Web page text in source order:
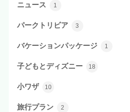
ニュース 1
パークトリビア 3
バケーションパッケージ 1
子どもとディズニー 18
小ワザ 10
旅行プラン 2